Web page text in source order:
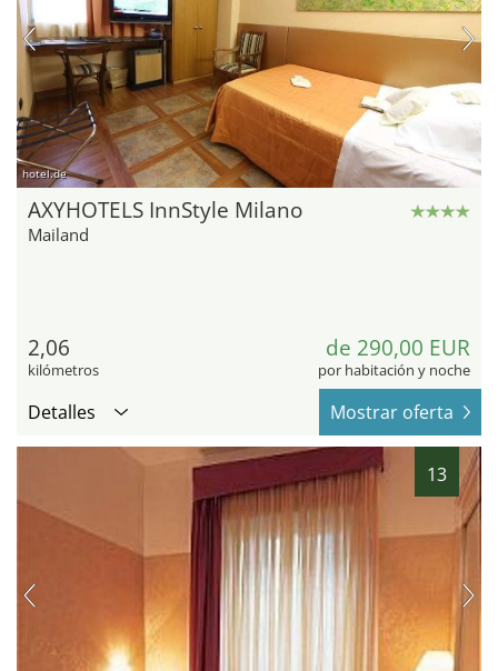
hotel.de
AXYHOTELS InnStyle Milano
Mailand
2,06
kilómetros
de 290,00 EUR
por habitación y noche
Detalles Mostrar oferta
13